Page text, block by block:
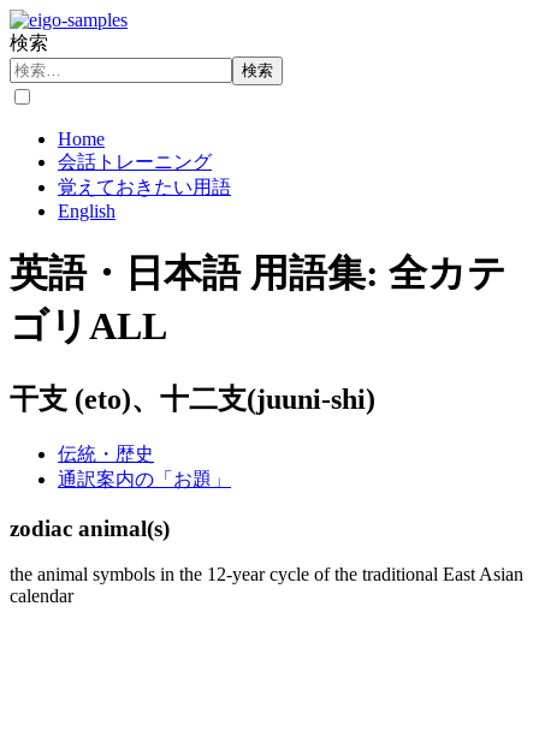
検索
検索
Home
会話トレーニング
覚えておきたい用語
English
英語・日本語 用語集: 全カテ
ゴリALL
干支 (eto)、十二支(juuni-shi)
伝統・歴史
通訳案内の「お題」
zodiac animal(s)
the animal symbols in the 12-year cycle of the traditional East Asian
calendar